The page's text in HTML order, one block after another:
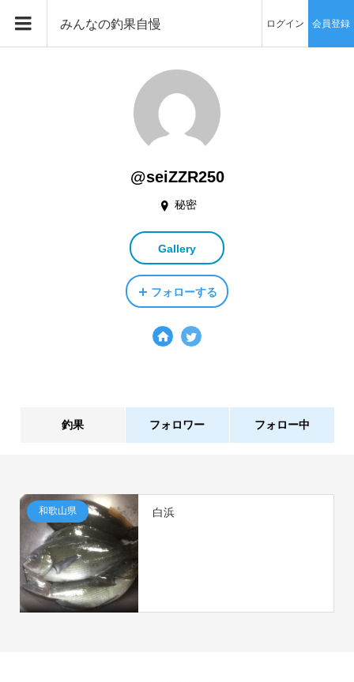
みんなの釣果自慢 ログイン 会員登録
@seiZZR250
秘密
Gallery
フォローする
釣果 1件
フォロワー 0人
フォロー中
和歌山県 白浜